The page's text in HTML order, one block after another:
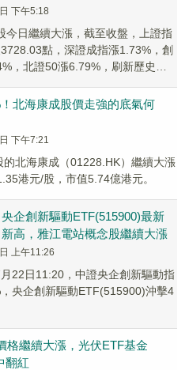
下午5:18
今日繼續大漲，截至收盤，上證指
點，深證成指漲1.73%，創
，北證50漲6.79%，刷新歷史新
北海康成股價走強的底氣何
下午7:21
的北海康成（01228.HK）繼續大漲
港元/股，市值5.74億港元。
企創新驅動ETF(515900)最新
高，雅江電站概念股繼續大漲
上午11:26
22日11:20，中證央企創新驅動指
央企創新驅動ETF(515900)沖擊4
格繼續大漲，光伏ETF基金
翻紅